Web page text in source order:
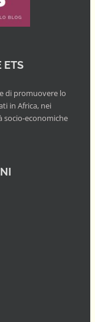
ETS
di promuovere lo
in Africa, nei
socio-economiche